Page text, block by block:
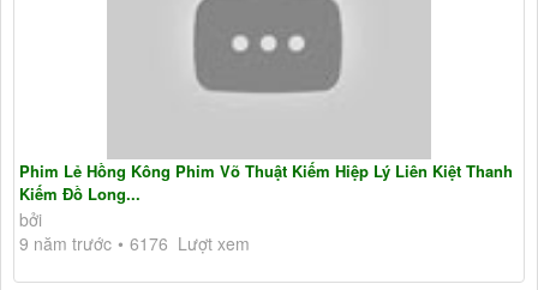
Phim Lẻ Hồng Kông Phim Võ Thuật Kiếm Hiệp Lý Liên Kiệt Thanh
Kiếm Đồ Long...
bởi
9 năm trước
6176 Lượt xem